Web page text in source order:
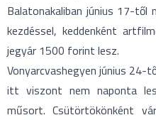
Balatonakaliban június 17-
kezdéssel, keddenként
jegyár 1500 forint lesz.
Vonyarcvashegyen június 24-
itt viszont nem naponta
műsort. Csütörtökönként